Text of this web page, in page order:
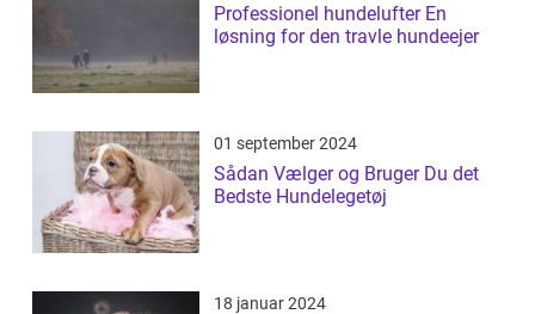
Professionel hundelufter En
løsning for den travle hundeejer
01 september 2024
Sådan Vælger og Bruger Du det
Bedste Hundelegetøj
18 januar 2024